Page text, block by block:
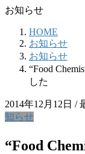
お知らせ
HOME
お知らせ
お知らせ
“Food
した
2014年12月12日 /
知らせ
“Food